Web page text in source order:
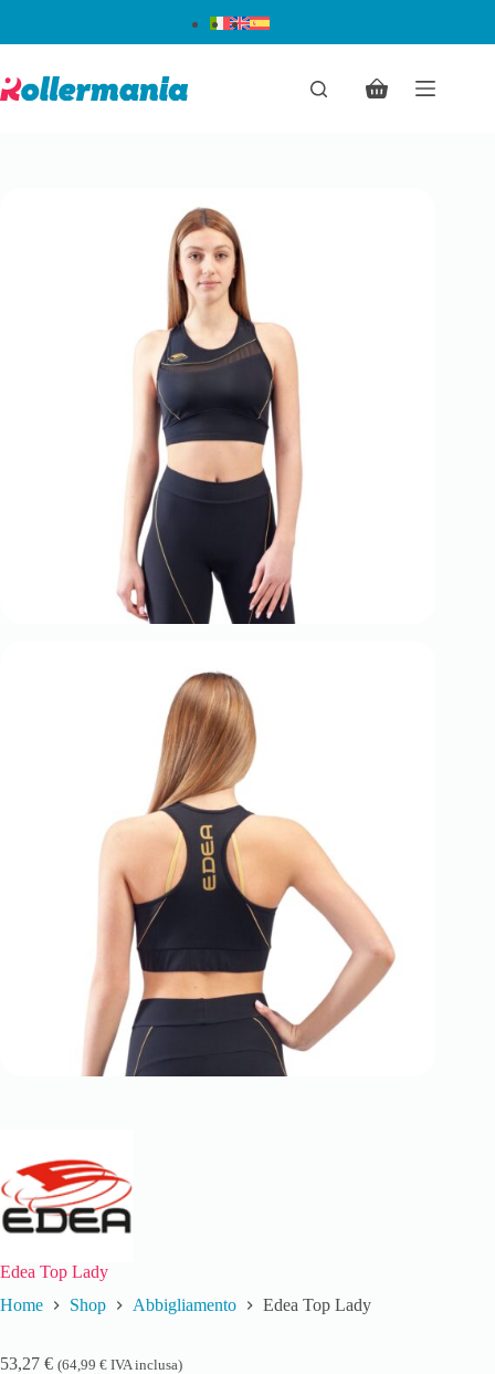
Edea Top Lady
Home
Shop Abbigliamento Edea Top Lady
53,27 € (64,99 € IVA inclusa)